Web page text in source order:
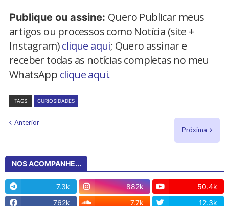
Publique ou assine: Quero Publicar meus
artigos ou processos como Notícia (site +
Instagram)clique aqui; Quero assinar e
receber todas as notícias completas no meu
WhatsApp clique aqui.
TAGS CURIOSIDADES
Anterior
Próxima
NOS ACOMPANHE...
7.3k 882k
50.4k
762k
7.7k 12.3k